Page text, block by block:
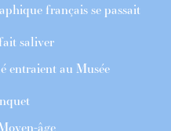
français se passait
saliver
entraient au Musée